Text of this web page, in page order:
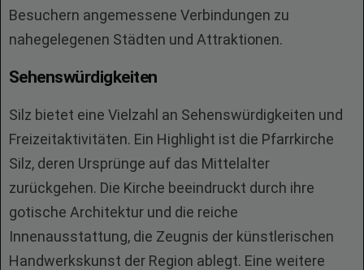
Besuchern angemessene Verbindungen zu
nahegelegenen Städten und Attraktionen.
Sehenswürdigkeiten
Silz bietet eine Vielzahl an Sehenswürdigkeiten und
Freizeitaktivitäten. Ein Highlight ist die Pfarrkirche
Silz, deren Ursprünge auf das Mittelalter
zurückgehen. Die Kirche beeindruckt durch ihre
gotische Architektur und die reiche
Innenausstattung, die Zeugnis der künstlerischen
Handwerkskunst der Region ablegt. Eine weitere